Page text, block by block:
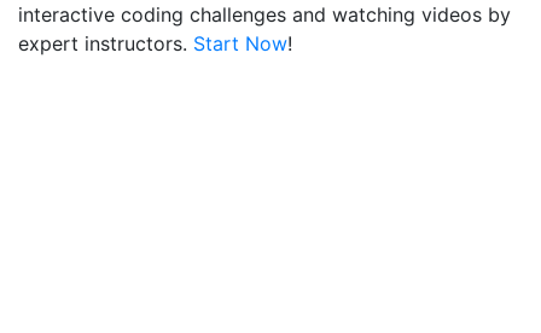
interactive coding challenges and watching videos by
expert instructors. Start Now!